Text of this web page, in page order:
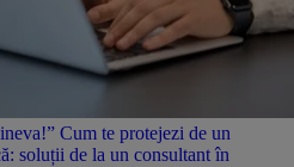
Cum te protejezi de un
soluții de la un consultant în